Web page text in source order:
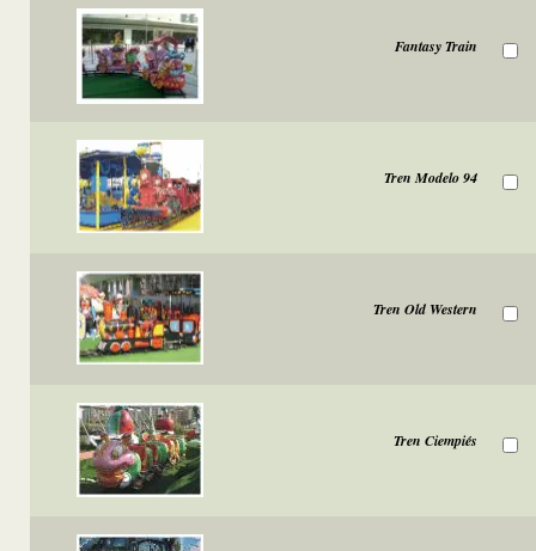
Fantasy Train
Tren Modelo 94
Tren Old Western
Tren Ciempiés